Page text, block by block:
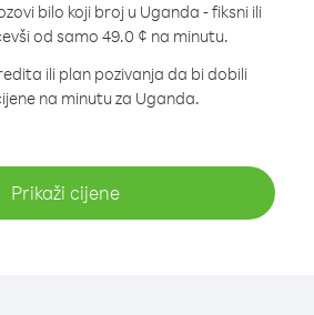
bilo koji broj u Uganda - fiksni ili
od samo 49.0 ¢ na minutu.
ili plan pozivanja da bi dobili
na minutu za Uganda.
Prikaži cijene